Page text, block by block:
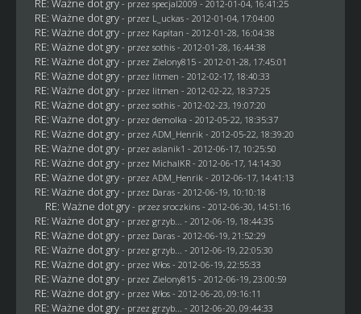
RE: Ważne dot gry - przez specjal2009 - 2012-01-04, 16:41:25
RE: Ważne dot gry - przez L_uckas- 2012-01-04, 17:04:00
RE: Ważne dot gry - przez Kapitan - 2012-01-28, 16:04:38
RE: Ważne dot gry - przez sothis- 2012-01-28, 16:44:38
RE: Ważne dot gry - przez Zielony815- 2012-01-28, 17:45:01
RE: Ważne dot gry - przez litmen - 2012-02-17, 18:40:33
RE: Ważne dot gry - przez litmen - 2012-02-22, 18:37:25
RE: Ważne dot gry - przez sothis- 2012-02-23, 19:07:20
RE: Ważne dot gry - przez demolka - 2012-05-22, 18:35:37
RE: Ważne dot gry - przez ADM_Henrik - 2012-05-22, 18:39:20
RE: Ważne dot gry - przez aslanik1 - 2012-06-17, 10:25:50
RE: Ważne dot gry - przez MichalKR- 2012-06-17, 14:14:30
RE: Ważne dot gry - przez ADM_Henrik - 2012-06-17, 14:41:13
RE: Ważne dot gry - przez Daras- 2012-06-19, 10:10:18
RE: Ważne dot gry - przez sroczkins- 2012-06-30, 14:51:16
RE: Ważne dot gry - przez grzyb... - 2012-06-19, 18:44:35
RE: Ważne dot gry - przez Daras- 2012-06-19, 21:52:29
RE: Ważne dot gry - przez grzyb... - 2012-06-19, 22:05:30
RE: Ważne dot gry - przez Włos- 2012-06-19, 22:55:33
RE: Ważne dot gry - przez Zielony815- 2012-06-19, 23:00:59
RE: Ważne dot gry - przez Włos- 2012-06-20, 09:16:11
RE: Ważne dot gry - przez grzyb... - 2012-06-20, 09:44:33